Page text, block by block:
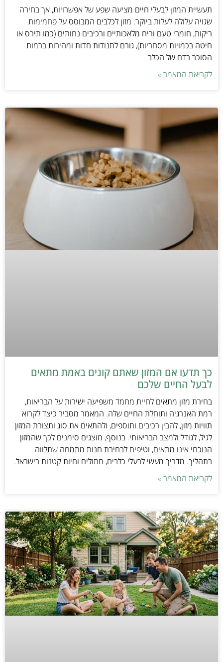
תעשיית המזון לבעלי חיים מציעה שפע של אפשרויות, אך בחירה
שגויה עלולה לעלות ביוקר. מזון לכלבים המבוסס על פחמימות
ריקות, חומרי טעם וריח מלאכותיים ורכיבים נחותים (כמו תירס או
חיטה בכמויות מסחריות), גורם לתנודות חדות ומהירות ברמות
הסוכר בדם של הכלב
לקריאת המאמר »
כך תדעו אם המזון שאתם קונים באמת מתאים
לבעל החיים שלכם
בחירת מזון מתאים לחיית מחמד משפיעה ישירות על הבריאות,
רמת האנרגיה ותוחלת החיים שלה. המאמר מסביר כיצד לקרוא
תוויות מזון, להבין רכיבים ותוספים, ולהתאים את סוג ותצורת המזון
לגיל, לגודל ולמצב הבריאותי. בנוסף, מוצגים סימנים לכך שהמזון
הנוכחי אינו מתאים, וטיפים לבחירת חנות מתמחה שתלווה
בתהליך. מדריך מעשי לבעלי כלבים, חתולים וחיות קטנות בישראל.
לקריאת המאמר »